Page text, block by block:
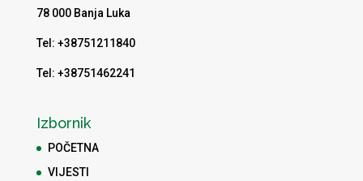
78 000 Banja Luka
Tel: +38751211840
Tel: +38751462241
Izbornik
POČETNA
VIJESTI